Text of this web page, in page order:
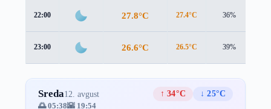
22:00 27.8°C 27.4°C 36%
23:00 26.6°C 26.5°C 39%
Sreda12. avgust ↑ 34°C
↓ 25°C
🌅 05:38🌇 19:54